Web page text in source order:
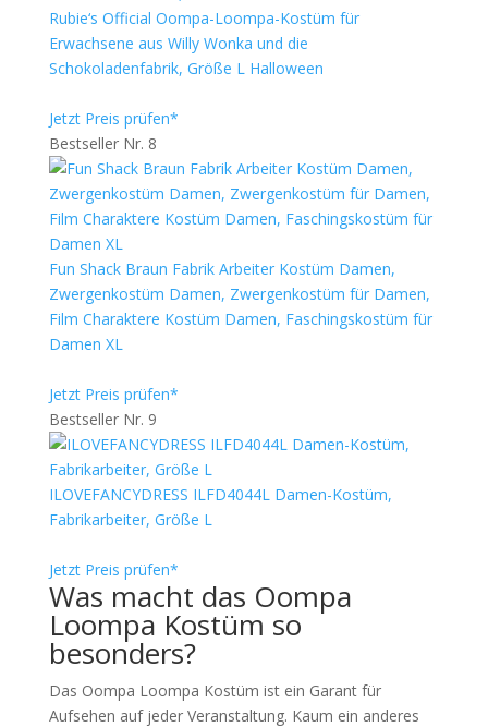
Rubie‘s Official Oompa-Loompa-Kostüm für
Erwachsene aus Willy Wonka und die
Schokoladenfabrik, Größe L Halloween
Jetzt Preis prüfen*
Bestseller Nr. 8
Fun Shack Braun Fabrik Arbeiter Kostüm Damen,
Zwergenkostüm Damen, Zwergenkostüm für Damen,
Film Charaktere Kostüm Damen, Faschingskostüm für
Damen XL
Jetzt Preis prüfen*
Bestseller Nr. 9
ILOVEFANCYDRESS ILFD4044L Damen-Kostüm,
Fabrikarbeiter, Größe L
Jetzt Preis prüfen*
Was macht das Oompa
Loompa Kostüm so
besonders?
Das Oompa Loompa Kostüm ist ein Garant für
Aufsehen auf jeder Veranstaltung. Kaum ein anderes